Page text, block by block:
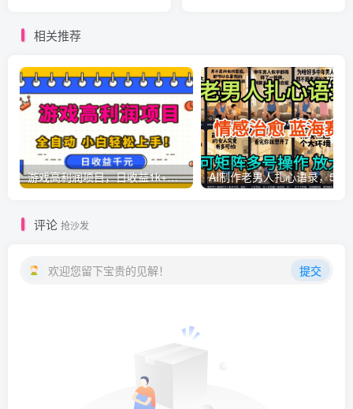
相关推荐
游戏高利润项目，日收益1k+，全自动，无需值守，解放双手，小白轻松上手【揭秘】
评论 抢沙发
欢迎您留下宝贵的见解！ 提交